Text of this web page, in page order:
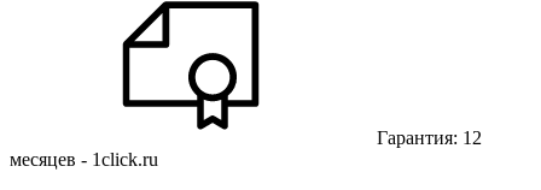
Гарантия: 12
месяцев - 1click.ru